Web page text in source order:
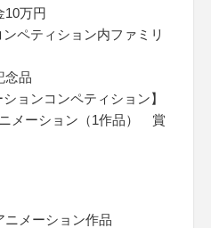
万円
ンペティション内ファミリ
念品
ョンコンペティション】
メーション（1作品） 賞
ニメーション作品